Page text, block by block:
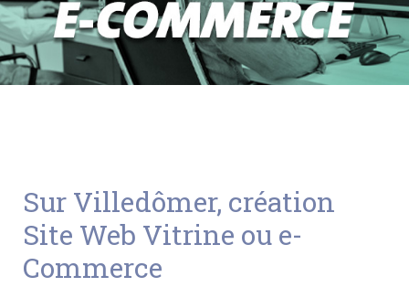
Sur Villedômer, création
Site Web Vitrine ou e-
Commerce